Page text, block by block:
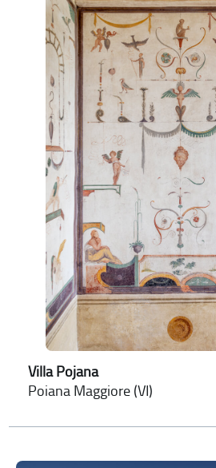
Villa Pojana
Poiana Maggiore (VI)